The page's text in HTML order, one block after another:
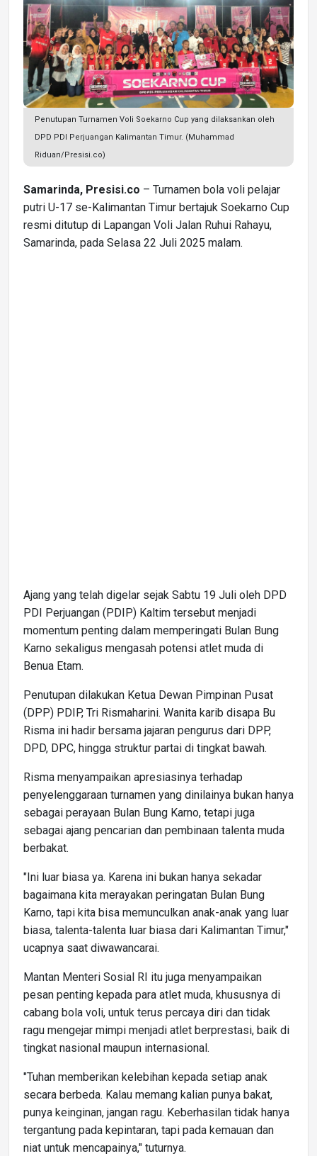
Penutupan Turnamen Voli Soekarno Cup yang dilaksankan oleh
DPD PDI Perjuangan Kalimantan Timur. (Muhammad
Riduan/Presisi.co)
Samarinda, Presisi.co – Turnamen bola voli pelajar
putri U-17 se-Kalimantan Timur bertajuk Soekarno Cup
resmi ditutup di Lapangan Voli Jalan Ruhui Rahayu,
Samarinda, pada Selasa 22 Juli 2025 malam.
Ajang yang telah digelar sejak Sabtu 19 Juli oleh DPD
PDI Perjuangan (PDIP) Kaltim tersebut menjadi
momentum penting dalam memperingati Bulan Bung
Karno sekaligus mengasah potensi atlet muda di
Benua Etam.
Penutupan dilakukan Ketua Dewan Pimpinan Pusat
(DPP) PDIP, Tri Rismaharini. Wanita karib disapa Bu
Risma ini hadir bersama jajaran pengurus dari DPP,
DPD, DPC, hingga struktur partai di tingkat bawah.
Risma menyampaikan apresiasinya terhadap
penyelenggaraan turnamen yang dinilainya bukan hanya
sebagai perayaan Bulan Bung Karno, tetapi juga
sebagai ajang pencarian dan pembinaan talenta muda
berbakat.
"Ini luar biasa ya. Karena ini bukan hanya sekadar
bagaimana kita merayakan peringatan Bulan Bung
Karno, tapi kita bisa memunculkan anak-anak yang luar
biasa, talenta-talenta luar biasa dari Kalimantan Timur,"
ucapnya saat diwawancarai.
Mantan Menteri Sosial RI itu juga menyampaikan
pesan penting kepada para atlet muda, khususnya di
cabang bola voli, untuk terus percaya diri dan tidak
ragu mengejar mimpi menjadi atlet berprestasi, baik di
tingkat nasional maupun internasional.
"Tuhan memberikan kelebihan kepada setiap anak
secara berbeda. Kalau memang kalian punya bakat,
punya keinginan, jangan ragu. Keberhasilan tidak hanya
tergantung pada kepintaran, tapi pada kemauan dan
niat untuk mencapainya," tuturnya.